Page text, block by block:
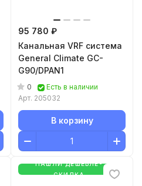
95 780 ₽
Канальная VRF система
General Climate GC-
G90/DPAN1
0
Есть в наличии
Арт. 205032
В корзину
НАШЛИ ДЕШЕВЛЕ-
СКИДКА